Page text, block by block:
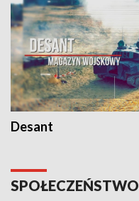
Desant
SPOŁECZEŃSTWO